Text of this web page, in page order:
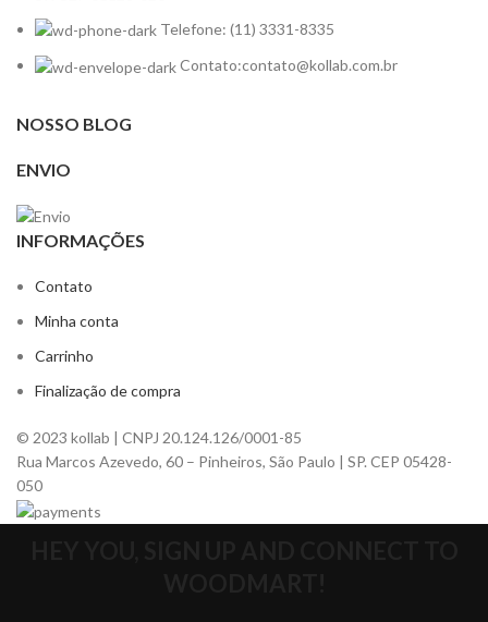
Telefone: (11) 3331-8335
Contato:contato@kollab.com.br
NOSSO BLOG
ENVIO
INFORMAÇÕES
Contato
Minha conta
Carrinho
Finalização de compra
© 2023 kollab | CNPJ 20.124.126/0001-85
Rua Marcos Azevedo, 60 – Pinheiros, São Paulo | SP. CEP 05428-
050